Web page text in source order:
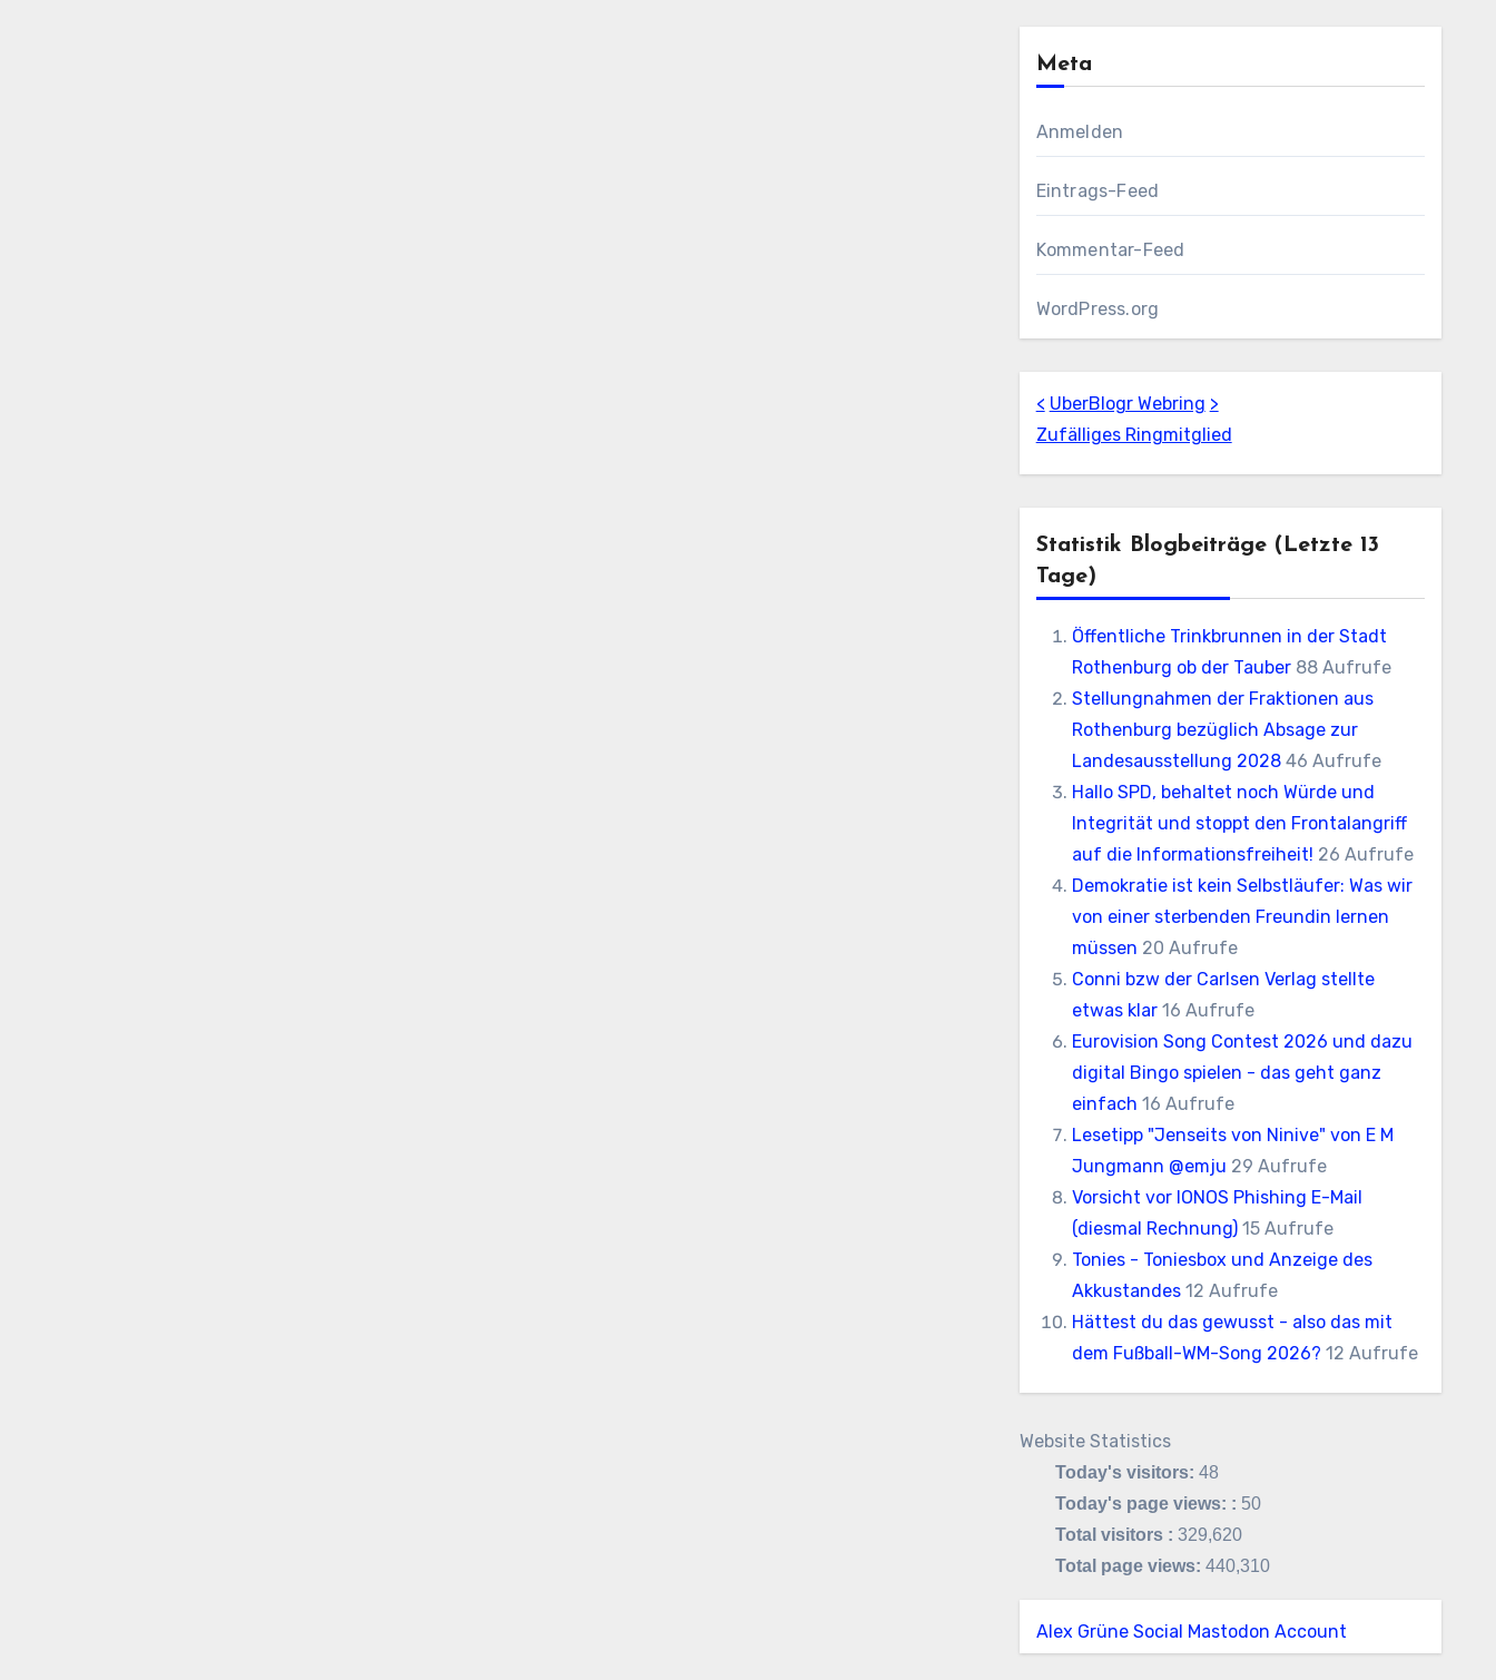
Meta
Anmelden
Eintrags-Feed
Kommentar-Feed
WordPress.org
< UberBlogr Webring >
Zufälliges Ringmitglied
Statistik Blogbeiträge (letzte 13
Tage)
Öffentliche Trinkbrunnen in der Stadt
Rothenburg ob der Tauber 88 Aufrufe
Stellungnahmen der Fraktionen aus
Rothenburg bezüglich Absage zur
Landesausstellung 2028 46 Aufrufe
Hallo SPD, behaltet noch Würde und
Integrität und stoppt den Frontalangriff
auf die Informationsfreiheit! 26 Aufrufe
Demokratie ist kein Selbstläufer: Was wir
von einer sterbenden Freundin lernen
müssen 20 Aufrufe
Conni bzw der Carlsen Verlag stellte
etwas klar 16 Aufrufe
Eurovision Song Contest 2026 und dazu
digital Bingo spielen - das geht ganz
einfach 16 Aufrufe
Lesetipp "Jenseits von Ninive" von E M
Jungmann @emju 29 Aufrufe
Vorsicht vor IONOS Phishing E-Mail
(diesmal Rechnung) 15 Aufrufe
Tonies - Toniesbox und Anzeige des
Akkustandes 12 Aufrufe
Hättest du das gewusst - also das mit
dem Fußball-WM-Song 2026? 12 Aufrufe
Website Statistics
Today's visitors: 48
Today's page views: : 50
Total visitors : 329,620
Total page views: 440,310
Alex Grüne Social Mastodon Account